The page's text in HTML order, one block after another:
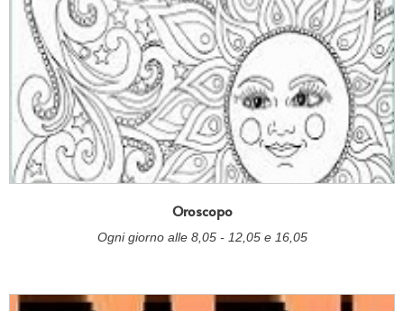
Oroscopo
Ogni giorno alle 8,05 - 12,05 e 16,05